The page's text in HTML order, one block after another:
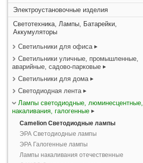
Электроустановочные изделия
Светотехника, Лампы, Батарейки,
Аккумуляторы
Светильники для офиса
Светильники уличные, промышленные,
аварийные, садово-парковые
Светильники для дома
Светодиодная лента
Лампы светодиодные, люминесцентные,
накаливания, галогенные
Camelion Светодиодные лампы
ЭРА Светодиодные лампы
ЭРА Галогенные лампы
Лампы накаливания отечественные